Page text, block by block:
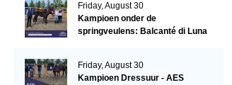
Friday, August 30
Kampioen onder de
springveulens: Balcanté di Luna
Friday, August 30
Kampioen Dressuur - AES